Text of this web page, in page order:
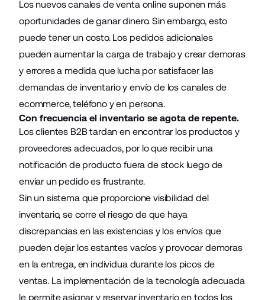
Los nuevos canales de venta online suponen más
oportunidades de ganar dinero. Sin embargo, esto
puede tener un costo. Los pedidos adicionales
pueden aumentar la carga de trabajo y crear demoras
y errores a medida que lucha por satisfacer las
demandas de inventario y envío de los canales de
ecommerce, teléfono y en persona.
Con frecuencia el inventario se agota de repente.
Los clientes B2B tardan en encontrar los productos y
proveedores adecuados, por lo que recibir una
notificación de producto fuera de stock luego de
enviar un pedido es frustrante.
Sin un sistema que proporcione visibilidad del
inventario, se corre el riesgo de que haya
discrepancias en las existencias y los envíos que
pueden dejar los estantes vacíos y provocar demoras
en la entrega, en individua durante los picos de
ventas. La implementación de la tecnología adecuada
le permite asignar y reservar inventario en todos los